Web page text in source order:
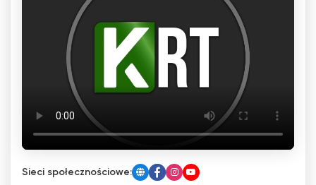
Sieci społecznościowe: